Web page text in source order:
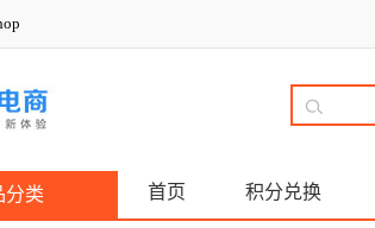
分类 首页 积分兑换